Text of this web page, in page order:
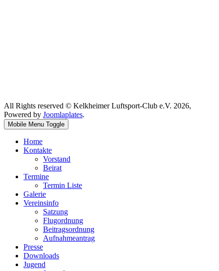
All Rights reserved © Kelkheimer Luftsport-Club e.V. 2026,
Powered by Joomlaplates.
Mobile Menu Toggle
Home
Kontakte
Vorstand
Beirat
Termine
Termin Liste
Galerie
Vereinsinfo
Satzung
Flugordnung
Beitragsordnung
Aufnahmeantrag
Presse
Downloads
Jugend